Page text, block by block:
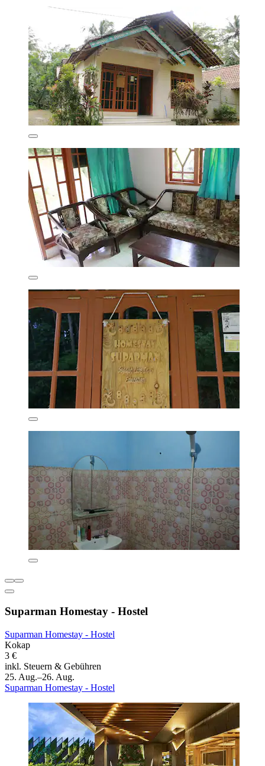
Suparman Homestay - Hostel
Suparman Homestay - Hostel
Kokap
3 €
inkl. Steuern & Gebühren
25. Aug.–26. Aug.
Suparman Homestay - Hostel